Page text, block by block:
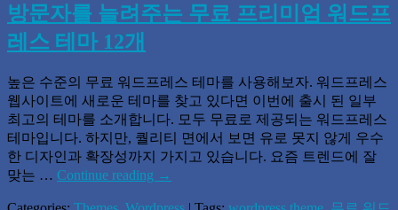
방문자를 늘려주는 무료 프리미엄 워드프
레스 테마 12개
높은 수준의 무료 워드프레스 테마를 사용해보자. 워드프레스
웹사이트에 새로운 테마를 찾고 있다면 이번에 출시 된 일부
최고의 테마를 소개합니다. 모두 무료로 제공되는 워드프레스
테마입니다. 하지만, 퀄리티 면에서 보면 유로 못지 않게 우수
한 디자인과 확장성까지 가지고 있습니다. 요즘 트렌드에 잘
맞는 … Continue reading →